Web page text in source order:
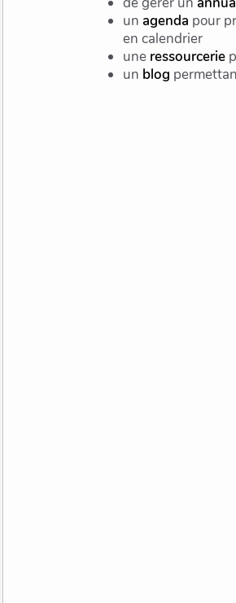
un agenda pour
en calendrier
une ressourcerie
un blog